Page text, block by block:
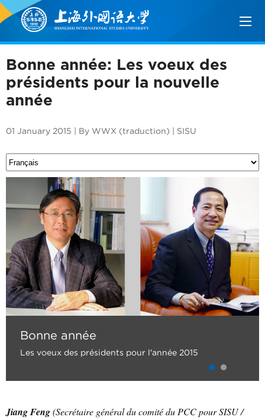
Bonne année: Les voeux des
présidents pour la nouvelle
année
01 January 2015 | By WWX (traduction) | SISU
Bonne année
Les voeux des présidents pour l'année 2015
Jiang Feng(Secrétaire général du comité du PCC pour SISU /